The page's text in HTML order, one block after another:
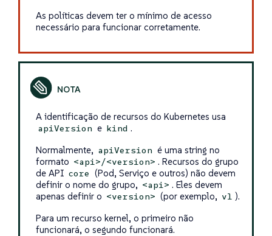
As políticas devem ter o mínimo de acesso
necessário para funcionar corretamente.
A identificação de recursos do Kubernetes usa
apiVersion e kind .
Normalmente, apiVersion é uma string no
formato <api>/<version> . Recursos do grupo
de API core (Pod, Serviço e outros) não devem
definir o nome do grupo, <api> . Eles devem
apenas definir o <version> (por exemplo, v1 ).
Para um recurso kernel, o primeiro não
funcionará, o segundo funcionará.